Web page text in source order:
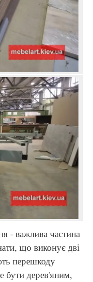
- важлива частина
що виконує дві
перешкоду
бути дерев'яним,